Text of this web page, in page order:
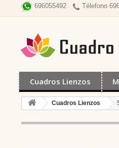
696055492 Télefono
Cuadros Lienzos
Cuadros Lienzos